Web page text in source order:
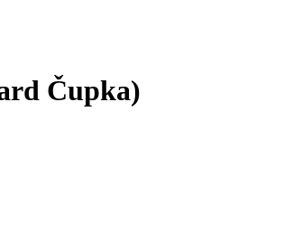
Čupka)